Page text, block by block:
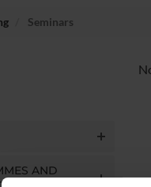
Seminars
AND